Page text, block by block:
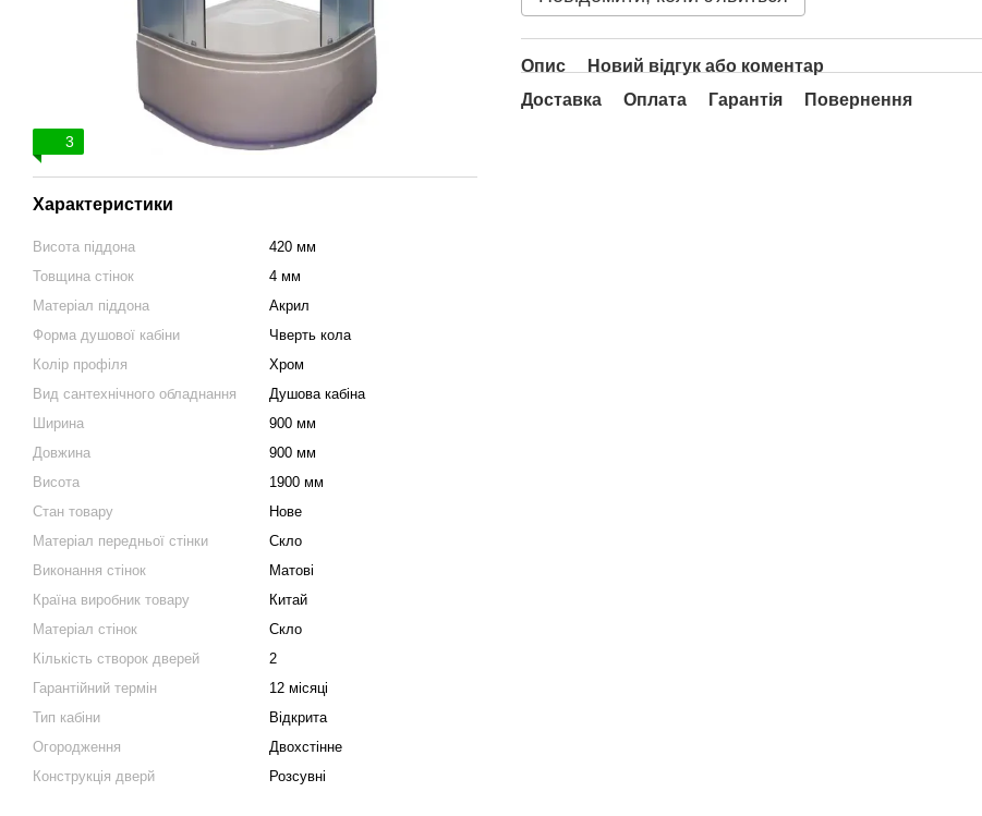
3
Характеристики
Висота піддона
420 мм
Товщина стінок
4 мм
Матеріал піддона
Акрил
Форма душової кабіни
Чверть кола
Колір профіля
Хром
Вид сантехнічного обладнання
Душова кабіна
Ширина
900 мм
Довжина
900 мм
Висота
1900 мм
Стан товару
Нове
Матеріал передньої стінки
Скло
Виконання стінок
Матові
Країна виробник товару
Китай
Матеріал стінок
Скло
Кількість створок дверей
2
Гарантійний термін
12 місяці
Тип кабіни
Відкрита
Огородження
Двохстінне
Конструкція дверй
Розсувні
Опис
Новий відгук або коментар
Доставка
Оплата Гарантія Повернення